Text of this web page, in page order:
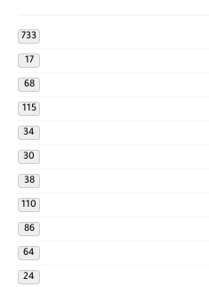
733
17
68
115
34
30
38
110
86
64
24